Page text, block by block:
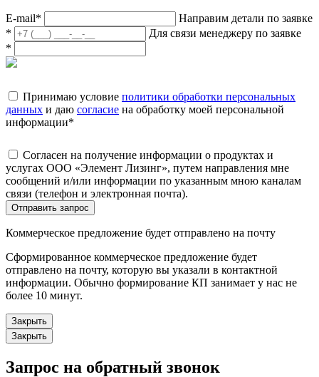
E-mail*
Направим детали по заявке
*
Для связи менеджеру по заявке
*
Принимаю условие политики обработки персональных
данных и даю согласие на обработку моей персональной
информации*
Согласен на получение информации о продуктах и
услугах ООО «Элемент Лизинг», путем направления мне
сообщений и/или информации по указанным мною каналам
связи (телефон и электронная почта).
Отправить запрос
Коммерческое предложение будет отправлено на почту
Сформированное коммерческое предложение будет
отправлено на почту, которую вы указали в контактной
информации. Обычно формирование КП занимает у нас не
более 10 минут.
Закрыть
Закрыть
Запрос на обратный звонок